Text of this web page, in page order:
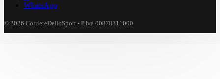
WhatsApp
© 2026 CorriereDelloSport - P.Iva 00878311000